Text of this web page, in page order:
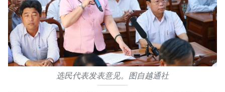
选民代表发表意见。图自越通社